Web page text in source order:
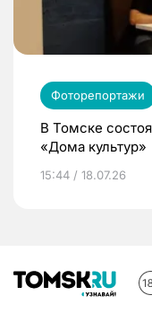
Фоторепортажи
В Томске
«Дома культур»
15:44 / 18.07.26